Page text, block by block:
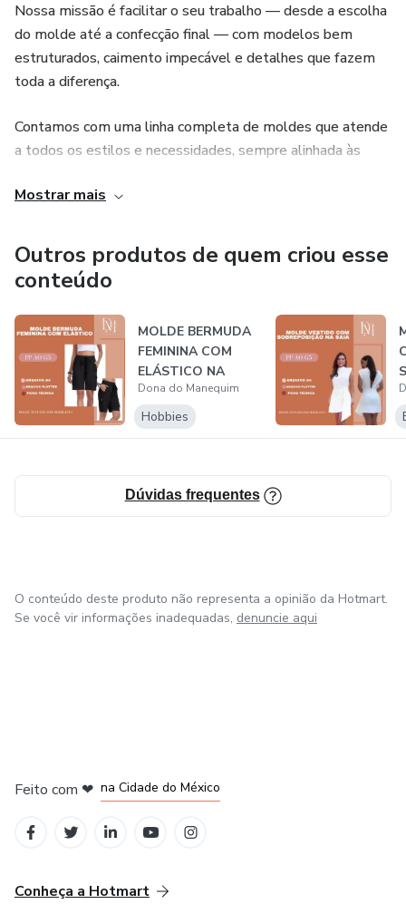
Nossa missão é facilitar o seu trabalho — desde a escolha
do molde até a confecção final — com modelos bem
estruturados, caimento impecável e detalhes que fazem
toda a diferença.
Contamos com uma linha completa de moldes que atende
a todos os estilos e necessidades, sempre alinhada às
versáteis para que cada costureira ou ateliê possa imprimir
performance.
Seja você uma profissional experiente ou esteja dando os
primeiros passos, estamos aqui para transformar suas
ideias em roupas com design impecável e acabamento de
excelência.
Mostrar mais
Outros produtos de quem criou esse
conteúdo
MOLDE BERMUDA
FEMININA COM
ELÁSTICO NA
CINTURA
Dona do Manequim
Hobbies
Dúvidas frequentes
O conteúdo deste produto não representa a opinião da Hotmart.
Se você vir informações inadequadas, denuncie aqui
Feito com ❤ na Cidade do México
Conheça a Hotmart